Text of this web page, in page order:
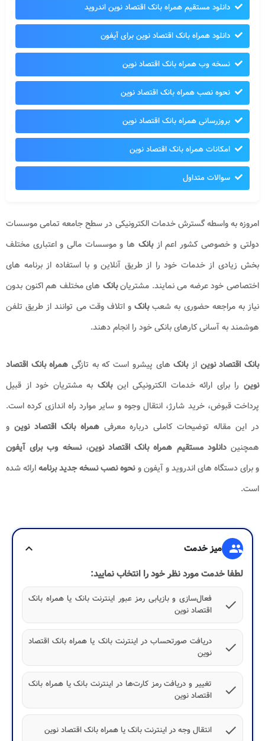
دانلود مستقیم همراه بانک اقتصاد نوین اندروید
دانلود همراه بانک اقتصاد نوین برای آیفون
نسخه وب همراه بانک اقتصاد نوین
نحوه نصب همراه بانک اقتصاد نوین
بروزرسانی همراه بانک اقتصاد نوین
امکانات همراه بانک اقتصاد نوین
سوالات متداول
امروزه به واسطه گسترش خدمات الکترونیکی در سطح جامعه تمامی موسسات
دولتی و خصوصی کشور اعم ازبانک ها و موسسات مالی و اعتباری مختلف
بخش زیادی از خدمات خود را از طریق آنلاین و با استفاده از برنامه های
اختصاصی خود عرضه می نمایند. مشتریانبانک های مختلف هم اکنون بدون
نیاز به مراجعه حضوری به شعببانک و اتلاف وقت می توانند از طریق تلفن
هوشمند به آسانی کارهای بانکی خود را انجام دهند.
بانک اقتصاد نوینازبانک های پیشرو است که به تازگی همراه بانک اقتصاد
نوینرا برای ارائه خدمات الکترونیکی اینبانک به مشتریان خود از قبیل
پرداخت قبوض، خرید شارژ، انتقال وجوه و سایر موارد راه اندازی کرده است.
در این مقاله توضیحات کاملی درباره معرفیهمراه بانک اقتصاد نوین و
همچنیندانلود مستقیم همراه بانک اقتصاد نوین، نسخه وب برای آیفون
وبرای دستگاه های اندروید و آیفون ونحوه نصبنسخه جدید برنامهارائه شده
است.
group میز خدمت
expand_more
لطفا خدمت مورد نظر خود را انتخاب نمایید:
check
فعال‌سازی و بازیابی رمز عبور اینترنت بانک یا همراه بانک
اقتصاد نوین
check
دریافت صورتحساب در اینترنت بانک یا همراه بانک اقتصاد
نوین
check
تغییر و دریافت رمز کارت‌ها در اینترنت بانک یا همراه بانک
اقتصاد نوین
check انتقال وجه در اینترنت بانک یا همراه بانک اقتصاد نوین